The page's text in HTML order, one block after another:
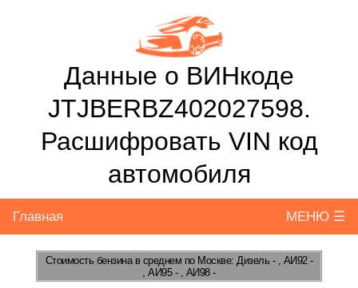
Данные о ВИНкоде
JTJBERBZ402027598.
Расшифровать VIN код
автомобиля
Главная МЕНЮ ☰
Стоимость бензинав среднем по Москве: Дизель - , АИ92 -
, АИ95 - , АИ98 -